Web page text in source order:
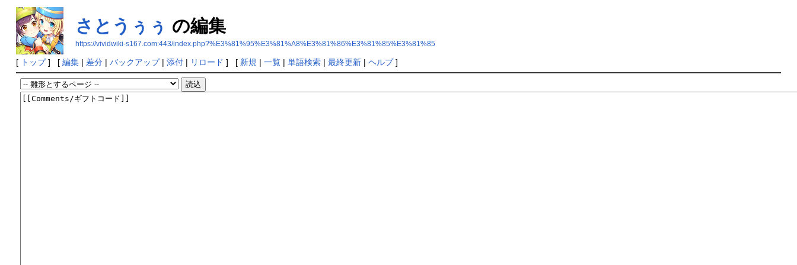
さとうぅぅ の編集
https://vividwiki-s167.com:443/index.php?%E3%81%95%E3%81%A8%E3%81%86%E3%81%85%E3%81%85
[ トップ] [ 編集| 差分| バックアップ| 添付| リロード ] [ 新規 | 一覧| 単語検索| 最終更新| ヘルプ]